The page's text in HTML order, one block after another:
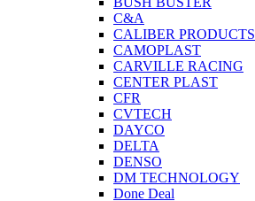
C&A
CALIBER PRODUCTS
CAMOPLAST
CARVILLE RACING
CENTER PLAST
CFR
CVTECH
DAYCO
DELTA
DENSO
DM TECHNOLOGY
Done Deal